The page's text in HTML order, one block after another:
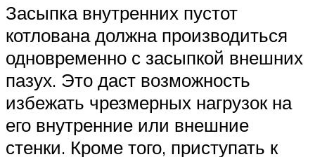
Засыпка внутренних пустот
котлована должна производиться
одновременно с засыпкой внешних
пазух. Это даст возможность
избежать чрезмерных нагрузок на
его внутренние или внешние
стенки. Кроме того, приступать к